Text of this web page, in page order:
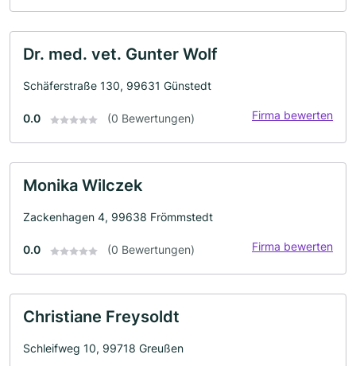
Dr. med. vet. Gunter Wolf
Schäferstraße 130, 99631 Günstedt
0.0 (0 Bewertungen) Firma bewerten
Monika Wilczek
Zackenhagen 4, 99638 Frömmstedt
0.0 (0 Bewertungen) Firma bewerten
Christiane Freysoldt
Schleifweg 10, 99718 Greußen